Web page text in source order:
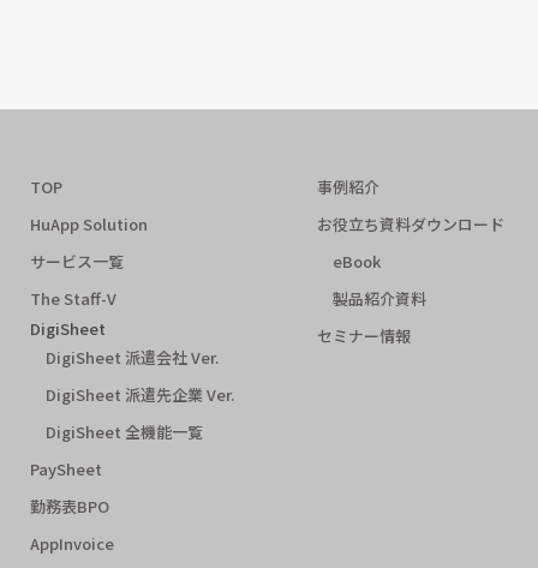
TOP
HuApp Solution
サービス一覧
The Staff-V
DigiSheet
DigiSheet 派遣会社 Ver.
DigiSheet 派遣先企業 Ver.
DigiSheet 全機能一覧
PaySheet
勤務表BPO
AppInvoice
事例紹介
お役立ち資料ダウンロード
eBook
製品紹介資料
セミナー情報